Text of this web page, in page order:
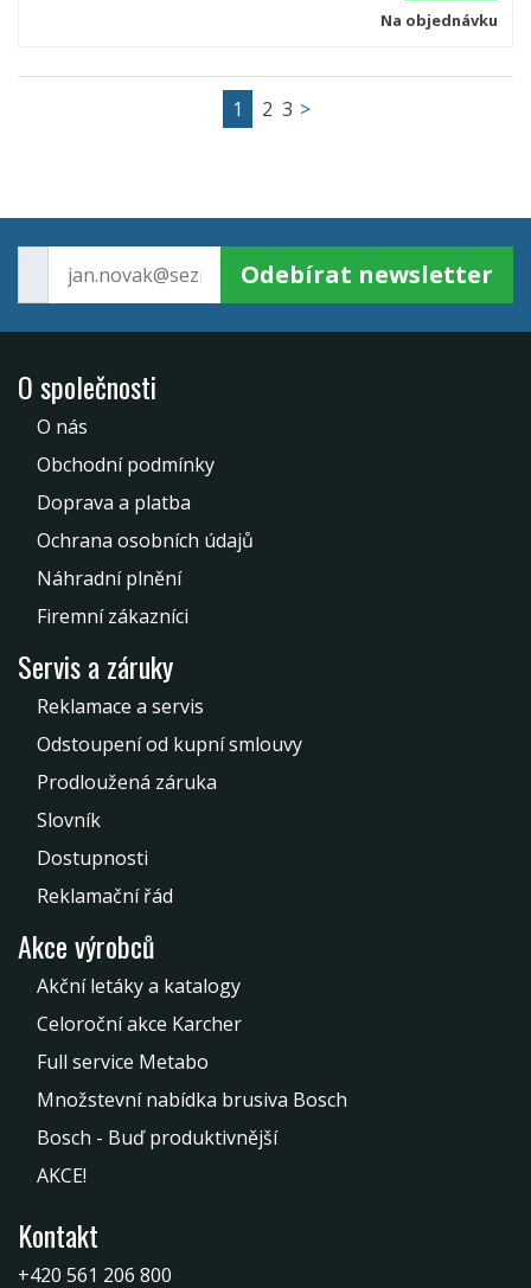
Na objednávku
1 2 3 >
Odebírat newsletter
O společnosti
O nás
Obchodní podmínky
Doprava a platba
Ochrana osobních údajů
Náhradní plnění
Firemní zákazníci
Servis a záruky
Reklamace a servis
Odstoupení od kupní smlouvy
Prodloužená záruka
Slovník
Dostupnosti
Reklamační řád
Akce výrobců
Akční letáky a katalogy
Celoroční akce Karcher
Full service Metabo
Množstevní nabídka brusiva Bosch
Bosch - Buď produktivnější
AKCE!
Kontakt
+420 561 206 800